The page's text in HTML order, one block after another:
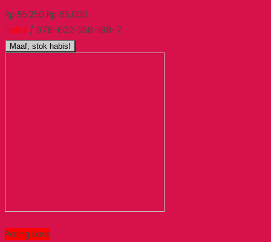
Rp 55.250 Rp 65.000
Habis / 978-602-258-198-7
Maaf, stok habis!
Paling Laris